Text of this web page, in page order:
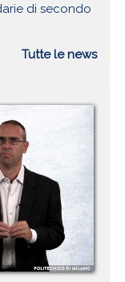
di secondo
Tutte le news